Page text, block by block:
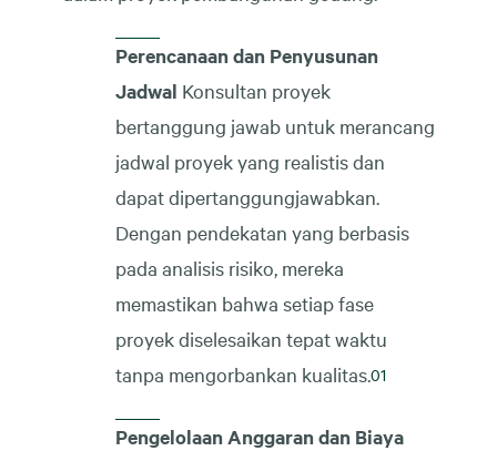
Perencanaan dan Penyusunan
Jadwal Konsultan proyek
bertanggung jawab untuk merancang
jadwal proyek yang realistis dan
dapat dipertanggungjawabkan.
Dengan pendekatan yang berbasis
pada analisis risiko, mereka
memastikan bahwa setiap fase
proyek diselesaikan tepat waktu
tanpa mengorbankan kualitas.
Pengelolaan Anggaran dan Biaya